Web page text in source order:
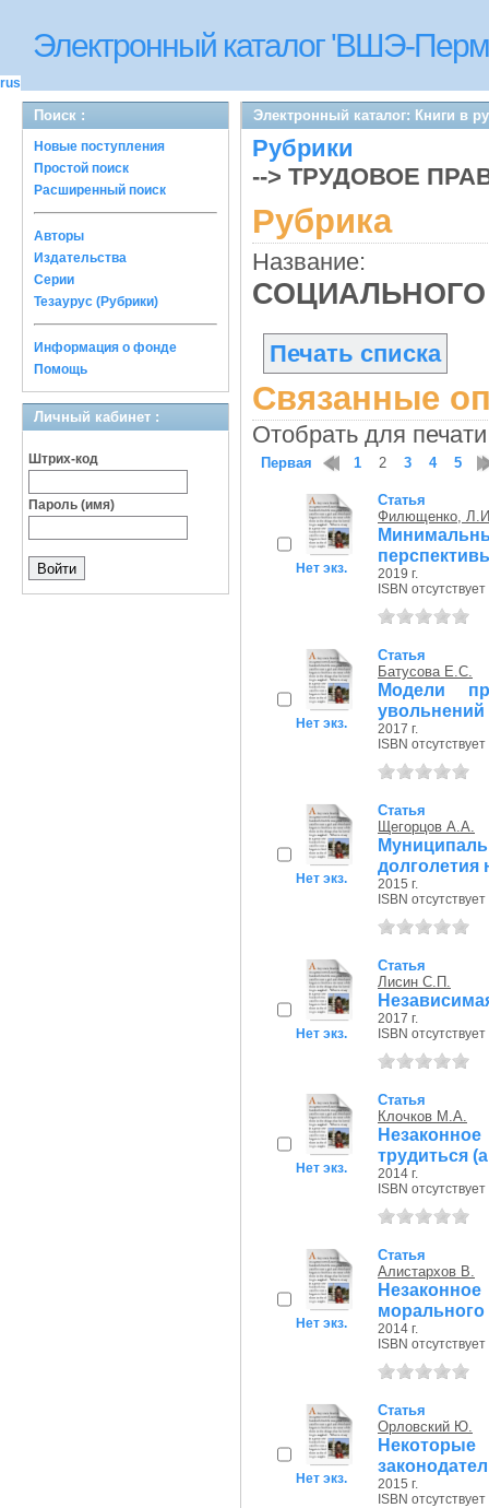
Электронный каталог 'ВШЭ-
rus
Поиск :
Новые поступления
Простой поиск
Расширенный поиск
Авторы
Издательства
Серии
Тезаурус (Рубрики)
Информация о фонде
Помощь
Личный кабинет :
Штрих-код
Пароль (имя)
Электронный каталог: Книги в
Рубрики
--> ТРУДОВОЕ
Рубрика
Название:
Печать списка
Связанные
Отобрать для
Первая 1 2 3 4 5
Нет экз.
Статья
Филющенко,
2019 г.
ISBN отсутствует
Нет экз.
Статья
Батусова Е.С.
Модели
увольнений
2017 г.
ISBN отсутствует
Нет экз.
Статья
Щегорцов А.А.
долголетия
2015 г.
ISBN отсутствует
Нет экз.
Статья
Лисин С.П.
2017 г.
ISBN отсутствует
Нет экз.
Статья
Клочков М.А.
трудиться
2014 г.
ISBN отсутствует
Нет экз.
Статья
Алистархов В.
морального
2014 г.
ISBN отсутствует
Нет экз.
Статья
Орловский Ю.
2015 г.
ISBN отсутствует